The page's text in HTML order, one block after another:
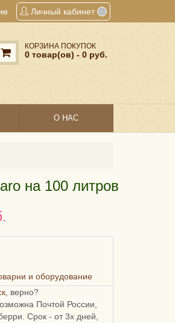
Личный кабинет
КОРЗИНА ПОКУПОК
0 товар(ов) - 0 руб.
О НАС
на 100 литров
и оборудование
, верно?
Почтой России,
Срок - от 3х дней,